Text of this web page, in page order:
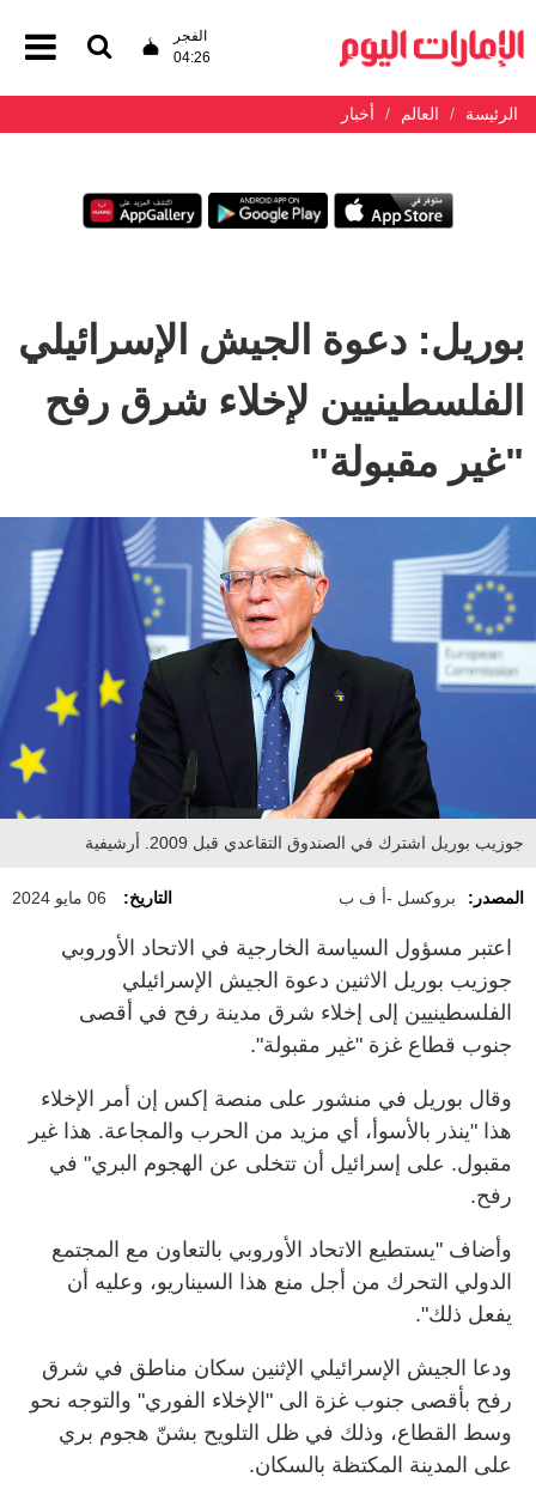
الفجر
04:26
الرئيسة العالم أخبار
بوريل: دعوة الجيش الإسرائيلي
الفلسطينيين لإخلاء شرق رفح
"غير مقبولة"
جوزيب بوريل اشترك في الصندوق التقاعدي قبل 2009. أرشيفية
المصدر: بروكسل -أ ف ب التاريخ: 06 مايو 2024
اعتبر مسؤول السياسة الخارجية في الاتحاد الأوروبي
جوزيب بوريل الاثنين دعوة الجيش الإسرائيلي
الفلسطينيين إلى إخلاء شرق مدينة رفح في أقصى
جنوب قطاع غزة "غير مقبولة".
وقال بوريل في منشور على منصة إكس إن أمر الإخلاء
هذا "ينذر بالأسوأ، أي مزيد من الحرب والمجاعة. هذا غير
مقبول. على إسرائيل أن تتخلى عن الهجوم البري" في
رفح.
وأضاف "يستطيع الاتحاد الأوروبي بالتعاون مع المجتمع
الدولي التحرك من أجل منع هذا السيناريو، وعليه أن
يفعل ذلك".
ودعا الجيش الإسرائيلي الإثنين سكان مناطق في شرق
رفح بأقصى جنوب غزة الى "الإخلاء الفوري" والتوجه نحو
وسط القطاع، وذلك في ظل التلويح بشنّ هجوم بري
على المدينة المكتظة بالسكان.